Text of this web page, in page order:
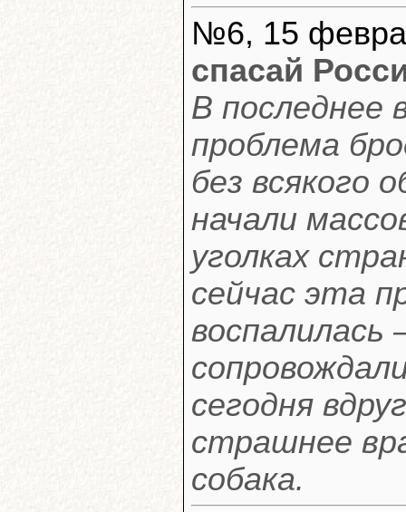
№6, 15
спасай
В последнее
проблема
без всякого
начали
уголках
сейчас эта
воспалилась
сегодня
страшнее
собака.